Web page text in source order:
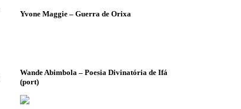
Yvone Maggie – Guerra de Orixa
Wande Abimbola – Poesia Divinatória de Ifá
(port)